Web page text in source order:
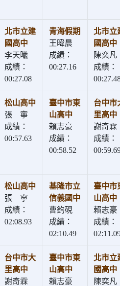
北市立建
國高中
李天曦
成績：
00:27.08
青海假期
王暐晨
成績：
00:27.16
北市立
國高中
陳奕凡
成績：
松山高中
張 寧
成績：
00:57.63
臺中市東
山高中
賴志豪
成績：
00:58.52
台中市
里高中
謝奇霖
成績：
松山高中
張 寧
成績：
02:08.93
基隆市立
信義國中
曹鈞硯
成績：
02:10.49
臺中市
山高中
賴志豪
成績：
台中市大
里高中
謝奇霖
臺中市東
山高中
賴志豪
北市立
國高中
陳奕凡